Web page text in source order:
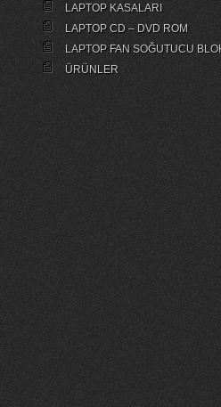
LAPTOP KASALARI
LAPTOP CD – DVD ROM
LAPTOP FAN SOĞUTUCU
ÜRÜNLER